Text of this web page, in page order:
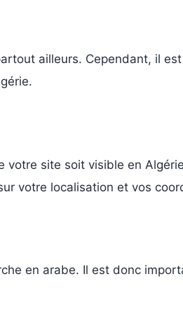
ailleurs. Cependant, il
site soit visible en
votre localisation et vos
en arabe. Il est donc